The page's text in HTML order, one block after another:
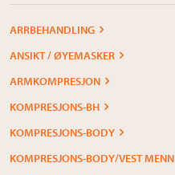
ARRBEHANDLING
ANSIKT / ØYEMASKER
ARMKOMPRESJON
KOMPRESJONS-BH
KOMPRESJONS-BODY
KOMPRESJONS-BODY/VEST MENN